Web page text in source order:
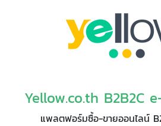
Yellow.co.th B2B2C
แพลตฟอร์มซื้อ-ขายออนไลน์